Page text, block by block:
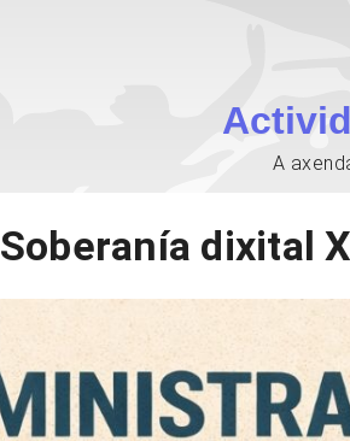
A
Soberanía dixital